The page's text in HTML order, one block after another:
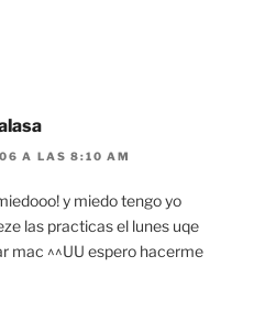
A LAS 8:10 AM
y miedo tengo yo
las practicas el lunes uqe
mac ^^UU espero hacerme